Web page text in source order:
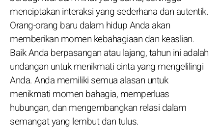
menciptakan interaksi yang sederhana dan autentik.
Orang-orang baru dalam hidup Anda akan
memberikan momen kebahagiaan dan keaslian.
Baik Anda berpasangan atau lajang, tahun ini adalah
undangan untuk menikmati cinta yang mengelilingi
Anda. Anda memiliki semua alasan untuk
menikmati momen bahagia, memperluas
hubungan, dan mengembangkan relasi dalam
semangat yang lembut dan tulus.